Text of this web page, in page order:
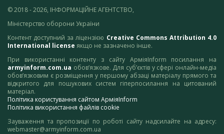
© 2018 - 2026, ІНФОРМАЦІЙНЕ АГЕНТСТВО,
Міністерство оборони України
Контент доступний за ліцензією Creative Commons Attribution 4.0
International license якщо не зазначено інше.
При використанні контенту з сайту АрміяInform посилання на
armyinform.com.ua обов’язкове. Для суб’єктів у сфері онлайн-медіа
обов’язковим є розміщення у першому абзаці матеріалу прямого та
відкритого для пошукових систем гіперпосилання на цитований
матеріал.
Політика користування сайтом АрміяInform
Політика використання файлів cookie
Зауваження та пропозиції по роботі сайту надсилайте на адресу:
webmaster@armyinform.com.ua